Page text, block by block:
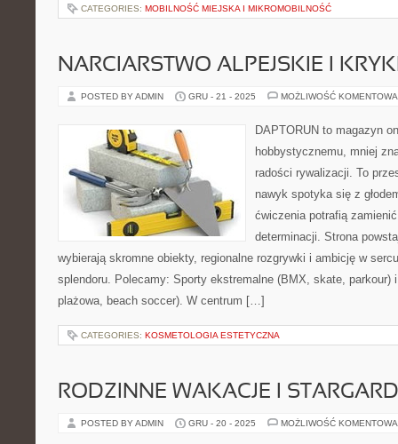
CATEGORIES: MOBILNOŚĆ MIEJSKA I MIKROMOBILNOŚĆ
NARCIARSTWO ALPEJSKIE I
POSTED BY ADMIN GRU - 21 - 2025 MOŻLIWOŚĆ
DAPTORUN to magazyn
hobbystycznemu, mniej
radości rywalizacji. To
nawyk spotyka się z
ćwiczenia potrafią
determinacji. Strona
wybierają skromne obiekty, regionalne rozgrywki i ambicję w
splendoru. Polecamy: Sporty ekstremalne (BMX, skate, parkour)
plażowa, beach soccer). W centrum […]
CATEGORIES: KOSMETOLOGIA ESTETYCZNA
RODZINNE WAKACJE I STARGARD
POSTED BY ADMIN GRU - 20 - 2025 MOŻLIWOŚĆ